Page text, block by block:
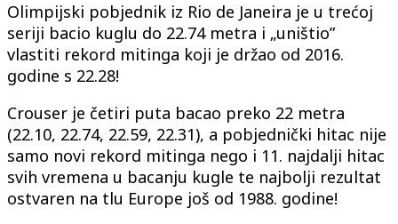
Olimpijski pobjednik iz Rio de Janeira je u trećoj
seriji bacio kuglu do 22.74 metra i „uništio”
vlastiti rekord mitinga koji je držao od 2016.
godine s 22.28!
Crouser je četiri puta bacao preko 22 metra
(22.10, 22.74, 22.59, 22.31), a pobjednički hitac nije
samo novi rekord mitinga nego i 11. najdalji hitac
svih vremena u bacanju kugle te najbolji rezultat
ostvaren na tlu Europe još od 1988. godine!